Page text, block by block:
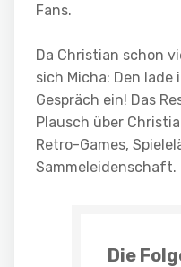
Fans.
Da Christian schon
sich Micha: Den
Gespräch ein! Das
Plausch über
Retro-Games,
Sammeleidenschaft.
Die